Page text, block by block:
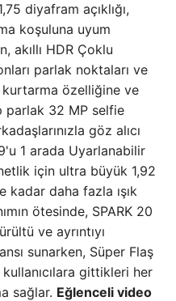
diyafram açıklığı,
koşuluna uyum
akıllı HDR Çoklu
parlak noktaları ve
özelliğine ve
parlak 32 MP selfie
göz alıcı
1 arada Uyarlanabilir
için ultra büyük 1,92
daha fazla ışık
ötesinde, SPARK 20
ve ayrıntıyı
sunarken, Süper Flaş
gittikleri her
sağlar. Eğlenceli video